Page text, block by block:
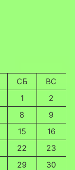
СБ
ВС
1
2
8
9
15
16
22
23
29
30